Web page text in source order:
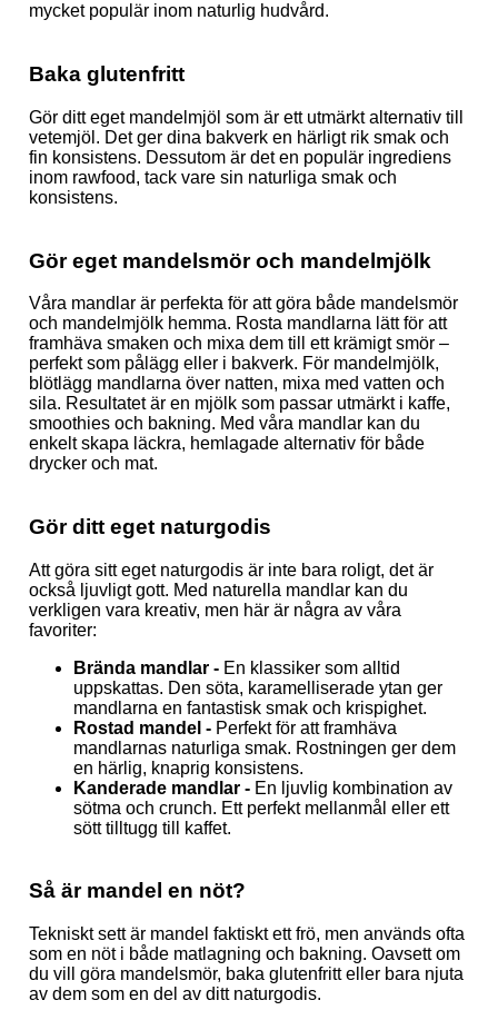
mycket populär inom naturlig hudvård.
Baka glutenfritt
Gör ditt eget mandelmjöl som är ett utmärkt alternativ till
vetemjöl. Det ger dina bakverk en härligt rik smak och
fin konsistens. Dessutom är det en populär ingrediens
inom rawfood, tack vare sin naturliga smak och
konsistens.
Gör eget mandelsmör och mandelmjölk
Våra mandlar är perfekta för att göra både mandelsmör
och mandelmjölk hemma. Rosta mandlarna lätt för att
framhäva smaken och mixa dem till ett krämigt smör –
perfekt som pålägg eller i bakverk. För mandelmjölk,
blötlägg mandlarna över natten, mixa med vatten och
sila. Resultatet är en mjölk som passar utmärkt i kaffe,
smoothies och bakning. Med våra mandlar kan du
enkelt skapa läckra, hemlagade alternativ för både
drycker och mat.
Gör ditt eget naturgodis
Att göra sitt eget naturgodis är inte bara roligt, det är
också ljuvligt gott. Med naturella mandlar kan du
verkligen vara kreativ, men här är några av våra
favoriter:
Brända mandlar - En klassiker som alltid
uppskattas. Den söta, karamelliserade ytan ger
mandlarna en fantastisk smak och krispighet.
Rostad mandel - Perfekt för att framhäva
mandlarnas naturliga smak. Rostningen ger dem
en härlig, knaprig konsistens.
Kanderade mandlar - En ljuvlig kombination av
sötma och crunch. Ett perfekt mellanmål eller ett
sött tilltugg till kaffet.
Så är mandel en nöt?
Tekniskt sett är mandel faktiskt ett frö, men används ofta
som en nöt i både matlagning och bakning. Oavsett om
du vill göra mandelsmör, baka glutenfritt eller bara njuta
av dem som en del av ditt naturgodis.